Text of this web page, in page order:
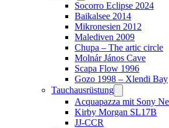
Socorro Eclipse 2024
Baikalsee 2014
Mikronesien 2012
Malediven 2009
Chupa – The artic circle
Molnár János Cave
Scapa Flow 1996
Gozo 1998 – Xlendi Bay
Tauchausrüstung
Acquapazza mit Sony
Kirby Morgan SL17B
JJ-CCR